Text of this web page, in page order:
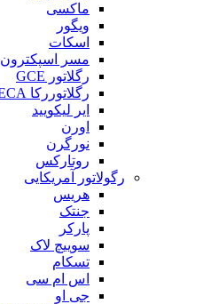
ماکسی
ویگور
اسکات
مسر اسپکترون
رگلاتور GCE
رگلاتوررکا RECA
ایر لیکویید
اورن
نورگرن
روتارکس
رگولاتور آمریکایی
هریس
جنتک
پارکر
سوییچ لاک
تسکام
اس ام سی
جی او